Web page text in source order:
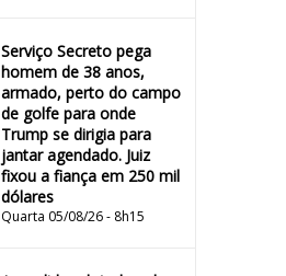
Serviço Secreto pega
homem de 38 anos,
armado, perto do campo
de golfe para onde
Trump se dirigia para
jantar agendado. Juiz
fixou a fiança em 250 mil
dólares
Quarta 05/08/26 - 8h15